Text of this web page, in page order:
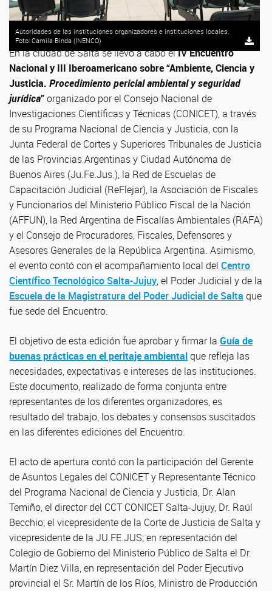
Autoridades de las instituciones organizadores e instituciones locales.
Foto: Camila Binda (INENCO)
En la ciudad de Salta se llevó a cabo elIV Encuentro
Nacional y III Iberoamericano sobre “Ambiente, Ciencia y
Justicia. Procedimiento pericial ambientaly seguridad
jurídica”organizado por el Consejo Nacional de
Investigaciones Científicas y Técnicas (CONICET), a través
de su Programa Nacional de Ciencia y Justicia, con la
Junta Federal de Cortes y Superiores Tribunales de Justicia
de las Provincias Argentinas y Ciudad Autónoma de
Buenos Aires (Ju.Fe.Jus.), la Red de Escuelas de
Capacitación Judicial (ReFlejar), la Asociación de Fiscales
y Funcionarios del Ministerio Público Fiscal de la Nación
(AFFUN), la Red Argentina de Fiscalías Ambientales (RAFA)
y el Consejo de Procuradores, Fiscales, Defensores y
Asesores Generales de la República Argentina. Asimismo,
el evento contó con el acompañamiento local del Centro
Científico Tecnológico Salta-Jujuy, el Poder Judicial y de la
Escuela de la Magistratura del Poder Judicial de Salta que
fue sede del Encuentro.
El objetivo de esta edición fue aprobar y firmar la Guía de
buenas prácticas en el peritaje ambientalque refleja las
necesidades, expectativas e intereses de las instituciones.
Este documento, realizado de forma conjunta entre
representantes de los diferentes organizadores, es
resultado del trabajo, los debates y consensos suscitados
en las diferentes ediciones del Encuentro.
El acto de apertura contó con la participación del Gerente
de Asuntos Legales del CONICET y Representante Técnico
del Programa Nacional de Ciencia y Justicia, Dr. Alan
Temiño, el director del CCT CONICET Salta-Jujuy, Dr. Raúl
Becchio; el vicepresidente de la Corte de Justicia de Salta y
vicepresidente de la JU.FE.JUS; en representación del
Colegio de Gobierno del Ministerio Público de Salta el Dr.
Martín Diez Villa, en representación del Poder Ejecutivo
provincial el Sr. Martín de los Ríos, Ministro de Producción